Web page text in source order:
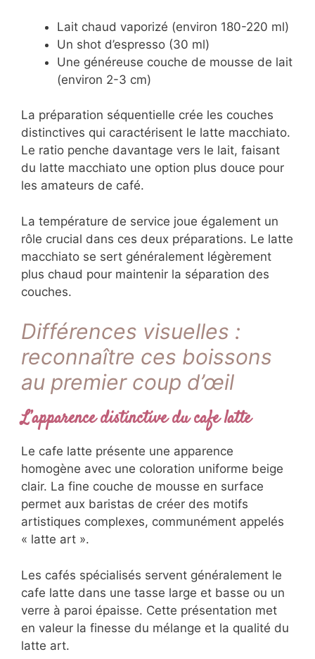
Lait chaud vaporizé (environ 180-220 ml)
Un shot d’espresso (30 ml)
Une généreuse couche de mousse de lait
(environ 2-3 cm)
La préparation séquentielle crée les couches
distinctives qui caractérisent le latte macchiato.
Le ratio penche davantage vers le lait, faisant
du latte macchiato une option plus douce pour
les amateurs de café.
La température de service joue également un
rôle crucial dans ces deux préparations. Le latte
macchiato se sert généralement légèrement
plus chaud pour maintenir la séparation des
couches.
Différences visuelles :
reconnaître ces boissons
au premier coup d’œil
L’apparence distinctive du cafe latte
Le cafe latte présente une apparence
homogène avec une coloration uniforme beige
clair. La fine couche de mousse en surface
permet aux baristas de créer des motifs
artistiques complexes, communément appelés
« latte art ».
Les cafés spécialisés servent généralement le
cafe latte dans une tasse large et basse ou un
verre à paroi épaisse. Cette présentation met
en valeur la finesse du mélange et la qualité du
latte art.